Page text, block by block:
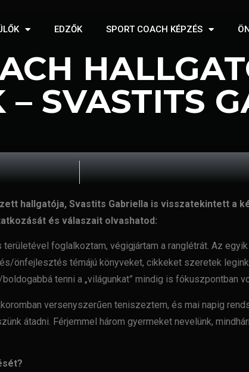
EDZŐK SPORT COACH KÉPZÉS
SVASTITS
hallgatója, Svastits Gabriella is visszatekintett a
és válaszait olvashatod:
foglalkoztam, végigjártam a ranglétrát. Az
önfejlesztés témájú könyveket, cikkeket szeretek
tenni a „világunkat” mindig is fókuszpontban
versenyszerűen teniszeztem, és mai napig
átadni. Férjemmel három gyermeket nevelünk,